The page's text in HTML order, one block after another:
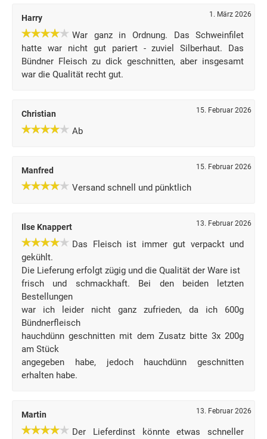
Harry 1. März 2026
War ganz in Ordnung. Das Schweinfilet
hatte war nicht gut pariert - zuviel Silberhaut. Das
Bündner Fleisch zu dick geschnitten, aber insgesamt
war die Qualität recht gut.
Christian 15. Februar 2026
Ab
Manfred 15. Februar 2026
Versand schnell und pünktlich
Ilse Knappert 13. Februar 2026
Das Fleisch ist immer gut verpackt und
gekühlt.
Die Lieferung erfolgt zügig und die Qualität der Ware ist
frisch und schmackhaft. Bei den beiden letzten
Bestellungen
war ich leider nicht ganz zufrieden, da ich 600g
Bündnerfleisch
hauchdünn geschnitten mit dem Zusatz bitte 3x 200g
am Stück
angegeben habe, jedoch hauchdünn geschnitten
erhalten habe.
Martin 13. Februar 2026
Der Lieferdinst könnte etwas schneller